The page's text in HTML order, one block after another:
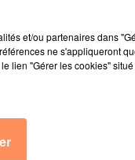
et/ou partenaires dans
ne s'appliqueront
lien "Gérer les cookies"